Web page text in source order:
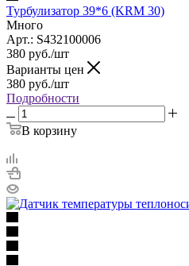
Турбулизатор 39*6 (KRM 30)
Много
Арт.: S432100006
380 руб./шт
Варианты цен
380 руб./шт
Подробности
В корзину